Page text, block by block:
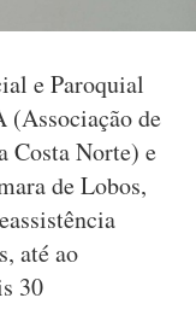
e Paroquial
de
Costa Norte) e
de Lobos,
até ao
30